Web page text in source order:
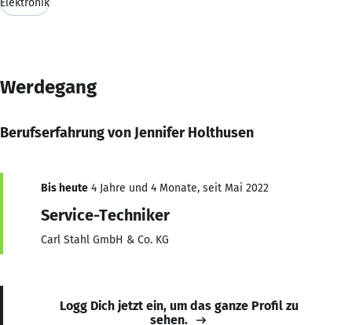
Werdegang
Berufserfahrung von Jennifer Holthusen
Bis heute 4 Jahre und 4 Monate, seit Mai 2022
Service-Techniker
Carl Stahl GmbH & Co. KG
Logg Dich jetzt ein, um das ganze Profil zu
sehen.